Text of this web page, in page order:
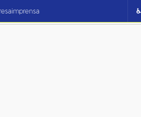
imprensa ♿